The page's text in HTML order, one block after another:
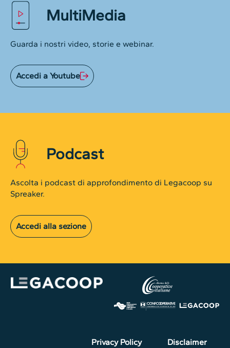
MultiMedia
Guarda i nostri video, storie e webinar.
Accedi a Youtube
Podcast
Ascolta i podcast di approfondimento di Legacoop su
Spreaker.
Accedi alla sezione
Privacy Policy
Disclaimer